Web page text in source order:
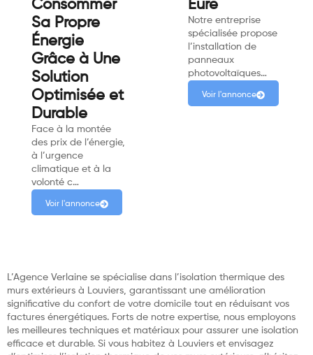
Consommer
Sa Propre
Énergie
Grâce à Une
Solution
Optimisée et
Durable
Face à la montée
des prix de l’énergie,
à l’urgence
climatique et à la
volonté c…
Voir l'annonce
Eure
Notre entreprise
spécialisée propose
l’installation de
panneaux
photovoltaïques…
Voir l'annonce
L’Agence Verlaine se spécialise dans l’isolation thermique des
murs extérieurs à Louviers, garantissant une amélioration
significative du confort de votre domicile tout en réduisant vos
factures énergétiques. Forts de notre expertise, nous employons
les meilleures techniques et matériaux pour assurer une isolation
efficace et durable. Si vous habitez à Louviers et envisagez